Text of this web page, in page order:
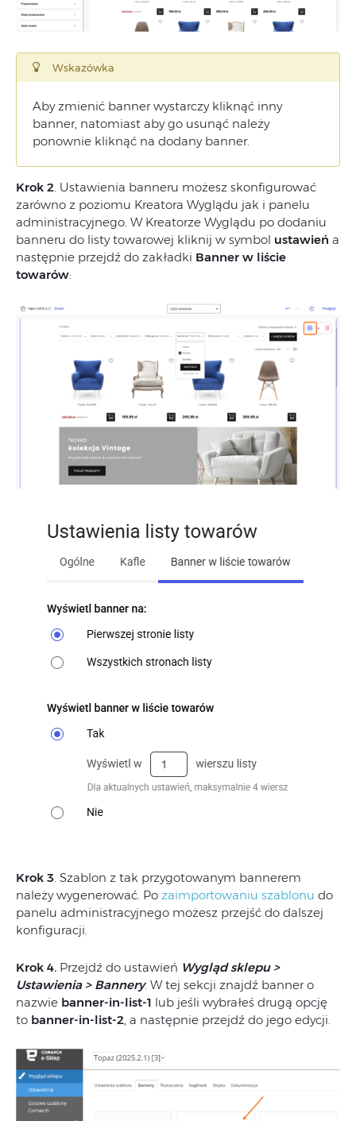
Wskazówka
Aby zmienić banner wystarczy kliknąć inny
banner, natomiast aby go usunąć należy
ponownie kliknąć na dodany banner.
Krok 2. Ustawienia banneru możesz skonfigurować
zarówno z poziomu Kreatora Wyglądu jak i panelu
administracyjnego. W Kreatorze Wyglądu po dodaniu
banneru do listy towarowej kliknij w symbol ustawień a
następnie przejdź do zakładki Banner w liście
towarów:
Krok 3. Szablon z tak przygotowanym bannerem
należy wygenerować. Po zaimportowaniu szablonu do
panelu administracyjnego możesz przejść do dalszej
konfiguracji.
Krok 4. Przejdź do ustawień Wygląd sklepu >
Ustawienia > Bannery. W tej sekcji znajdź banner o
nazwie banner-in-list-1 lub jeśli wybrałeś drugą opcję
to banner-in-list-2, a następnie przejdź do jego edycji.